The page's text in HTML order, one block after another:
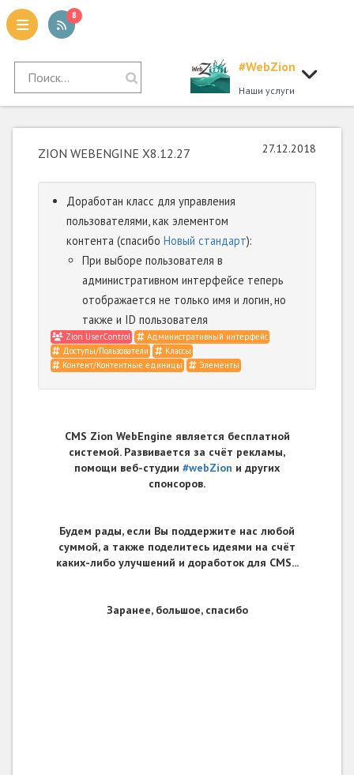
8
#WebZion
Наши услуги
ZION WEBENGINE X8.12.27 27.12.2018
Доработан класс для управления
пользователями, как элементом
контента (спасибо Новый стандарт):
При выборе пользователя в
административном интерфейсе теперь
отображается не только имя и логин, но
также и ID пользователя
Zion UserControl
Административный интерфейс
Доступы/Пользователи
Классы
Контент/Контентные единицы
Элементы
CMS Zion WebEngine является бесплатной
системой. Развивается за счёт рекламы,
помощи веб-студии #webZion и других
спонсоров.
Будем рады, если Вы поддержите нас любой
суммой, а также поделитесь идеями на счёт
каких-либо улучшений и доработок для CMS...
Заранее, большое, спасибо